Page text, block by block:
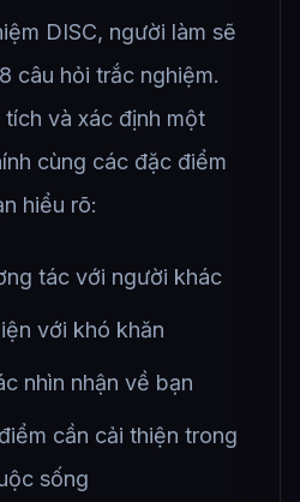
DISC, người làm sẽ
câu hỏi trắc nghiệm.
và xác định một
cùng các đặc điểm
hiểu rõ:
tác với người khác
với khó khăn
nhìn nhận về bạn
cần cải thiện trong
sống